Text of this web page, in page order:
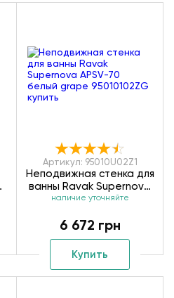
Артикул: 95010U02Z1
Неподвижная стенка для
ванны Ravak Supernova
APSV-70 сатин
наличие уточняйте
6 672 грн
Купить